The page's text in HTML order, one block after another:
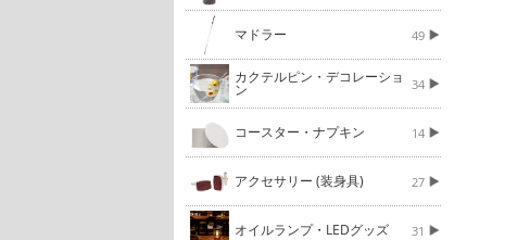
マドラー 49
カクテルピン・デコレーショ
ン 34
コースター・ナプキン 14
アクセサリー (装身具) 27
オイルランプ・LEDグッズ 31